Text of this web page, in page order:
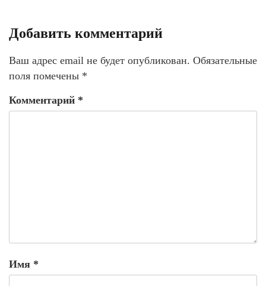
Добавить комментарий
Ваш адрес email не будет опубликован. Обязательные
поля помечены *
Комментарий *
Имя *